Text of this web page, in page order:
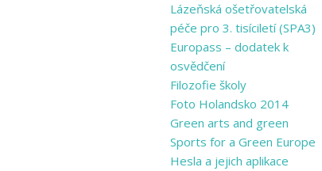
Lázeňská ošetřovatelská
péče pro 3. tisíciletí (SPA3)
Europass – dodatek k
osvědčení
Filozofie školy
Foto Holandsko 2014
Green arts and ​green
Sports for a ​Green Europe
Hesla a jejich aplikace